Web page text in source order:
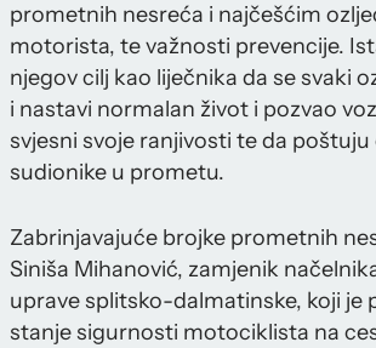
prometnih nesreća i najčešćim
motorista, te važnosti prevencije.
njegov cilj kao liječnika da se svaki
i nastavi normalan život i pozvao
svjesni svoje ranjivosti te da poštuju
sudionike u prometu.
Zabrinjavajuće brojke prometnih
Siniša Mihanović, zamjenik
uprave splitsko-dalmatinske, koji je
stanje sigurnosti motociklista na